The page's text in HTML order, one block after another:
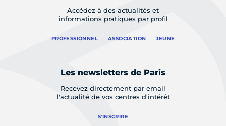
Accédez à des actualités et
informations pratiques par profil
PROFESSIONNEL ASSOCIATION JEUNE
Les newsletters de Paris
Recevez directement par email
l'actualité de vos centres d'intérêt
S'INSCRIRE